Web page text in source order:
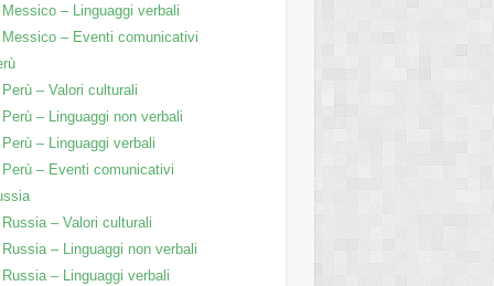
Messico – Linguaggi verbali
Messico – Eventi comunicativi
Perù – Valori culturali
Perù – Linguaggi non verbali
Perù – Linguaggi verbali
Perù – Eventi comunicativi
Russia – Valori culturali
Russia – Linguaggi non verbali
Russia – Linguaggi verbali